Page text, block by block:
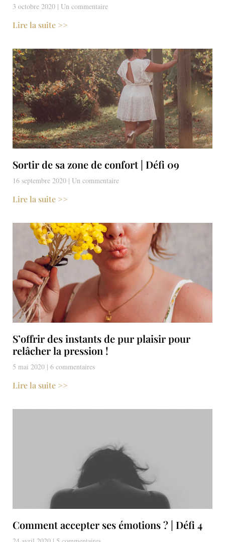
3 octobre 2020 Un commentaire
Lire la suite >>
Sortir de sa zone de confort | Défi 09
16 septembre 2020 Un commentaire
Lire la suite >>
S’offrir des instants de pur plaisir pour
relâcher la pression !
5 mai 2020 6 commentaires
Lire la suite >>
Comment accepter ses émotions ? | Défi 4